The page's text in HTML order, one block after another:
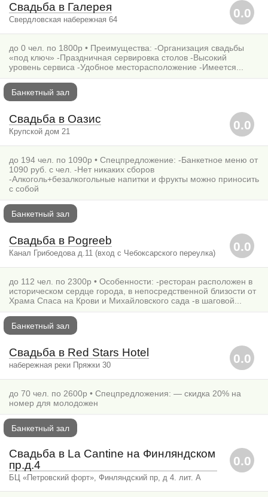
0.0
Свадьба в Галерея
Свердловская набережная 64
до 0 чел. по 1800р • Преимущества: -Организация свадьбы
«под ключ» -Праздничная сервировка столов -Высокий
уровень сервиса -Удобное месторасположение -Имеется...
Банкетный зал
0.0
Свадьба в Оазис
Крупской дом 21
до 194 чел. по 1090р • Спецпредложение: -Банкетное меню от
1090 руб. с чел. -Нет никаких сборов
-Алкоголь+безалкогольные напитки и фрукты можно приносить
с собой
Банкетный зал
0.0
Свадьба в Pogreeb
Канал Грибоедова д.11 (вход с Чебоксарского переулка)
до 112 чел. по 2300р • Особенности: -ресторан расположен в
историческом сердце города, в непосредственной близости от
Храма Спаса на Крови и Михайловского сада -в шаговой...
Банкетный зал
0.0
Свадьба в Red Stars Hotel
набережная реки Пряжки 30
до 70 чел. по 2600р • Спецпредложения: — скидка 20% на
номер для молодожен
Банкетный зал
0.0
Свадьба в La Cantine на Финляндском
пр.д.4
БЦ «Петровский форт», Финляндский пр, д 4. лит. А